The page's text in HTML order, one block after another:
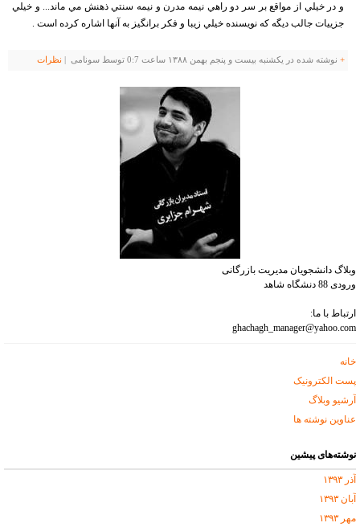
و در خيلي از مواقع بر سر دو راهي نيمه مدرن و نيمه سنتي ذهنش مي ماند... و خيلي
جزييات جالب ديگه كه نويسنده خيلي زيبا و فكر برانگيز به آنها اشاره كرده است .
+ نوشته شده در یکشنبه بیست و پنجم بهمن ۱۳۸۸ ساعت 0:7 توسط سونامی | نظرات
وبلاگ دانشجویان مدیریت بازرگانی
ورودی 88 دنشگاه شاهد
ارتباط با ما:
ghachagh_manager@yahoo.com
خانه
پست الکترونیک
آرشیو وبلاگ
عناوین نوشته ها
نوشته‌های پیشین
آذر ۱۳۹۳
آبان ۱۳۹۳
مهر ۱۳۹۳